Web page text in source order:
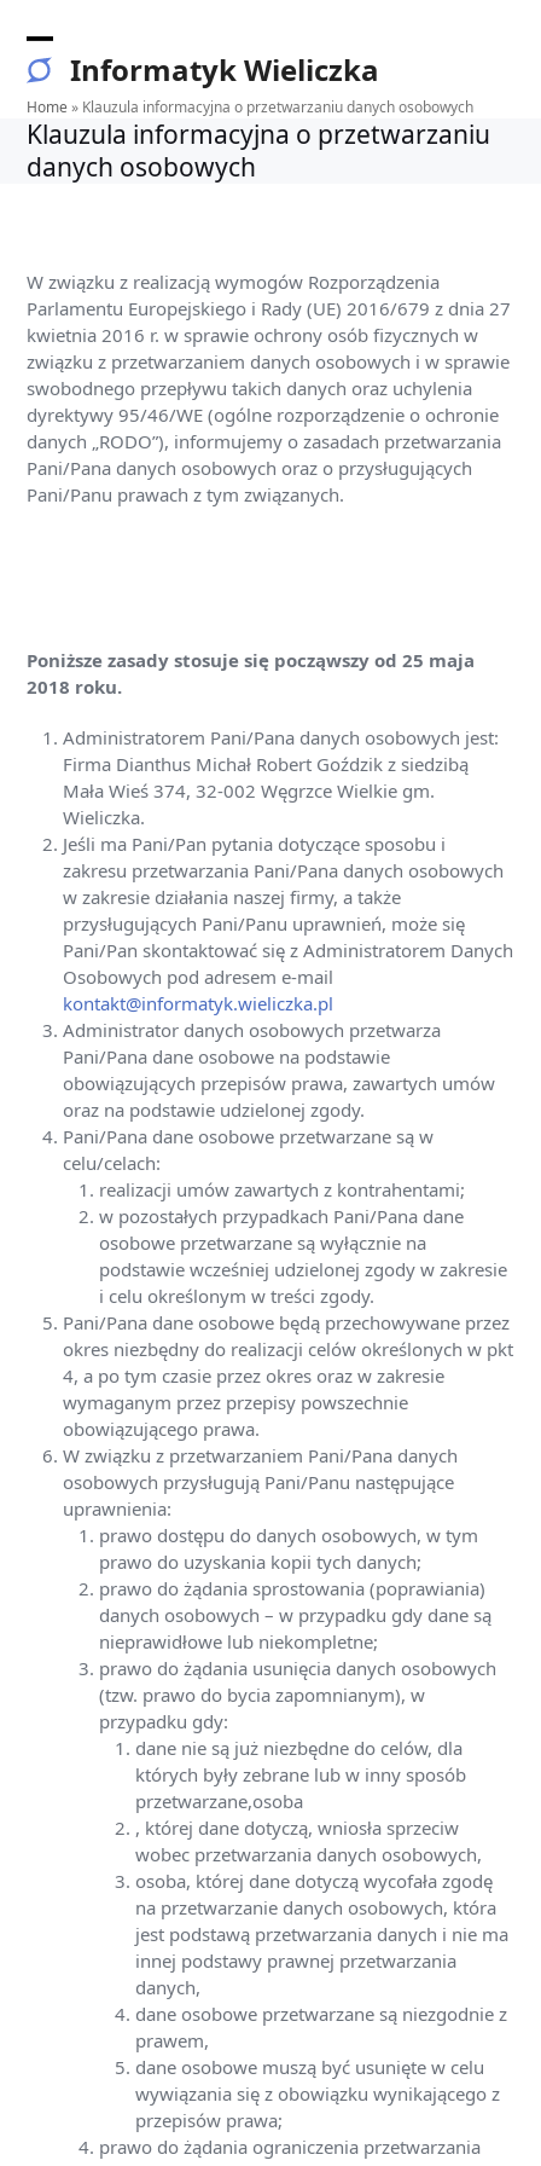
content
Informatyk Wieliczka
Open
mobile
menu
Close
mobile
menu
Home » Klauzula informacyjna o przetwarzaniu danych osobowych
Klauzula informacyjna o przetwarzaniu
danych osobowych
W związku z realizacją wymogów Rozporządzenia
Parlamentu Europejskiego i Rady (UE) 2016/679 z dnia 27
kwietnia 2016 r. w sprawie ochrony osób fizycznych w
związku z przetwarzaniem danych osobowych i w sprawie
swobodnego przepływu takich danych oraz uchylenia
dyrektywy 95/46/WE (ogólne rozporządzenie o ochronie
danych „RODO”), informujemy o zasadach przetwarzania
Pani/Pana danych osobowych oraz o przysługujących
Pani/Panu prawach z tym związanych.
Poniższe zasady stosuje się począwszy od 25 maja
2018 roku.
Administratorem Pani/Pana danych osobowych jest:
Firma Dianthus Michał Robert Goździk z siedzibą
Mała Wieś 374, 32-002 Węgrzce Wielkie gm.
Wieliczka.
Jeśli ma Pani/Pan pytania dotyczące sposobu i
zakresu przetwarzania Pani/Pana danych osobowych
w zakresie działania naszej firmy, a także
przysługujących Pani/Panu uprawnień, może się
Pani/Pan skontaktować się z Administratorem Danych
Osobowych pod adresem e-mail
kontakt@informatyk.wieliczka.pl
Administrator danych osobowych przetwarza
Pani/Pana dane osobowe na podstawie
obowiązujących przepisów prawa, zawartych umów
oraz na podstawie udzielonej zgody.
Pani/Pana dane osobowe przetwarzane są w
celu/celach:
realizacji umów zawartych z kontrahentami;
w pozostałych przypadkach Pani/Pana dane
osobowe przetwarzane są wyłącznie na
podstawie wcześniej udzielonej zgody w zakresie
i celu określonym w treści zgody.
Pani/Pana dane osobowe będą przechowywane przez
okres niezbędny do realizacji celów określonych w pkt
4, a po tym czasie przez okres oraz w zakresie
wymaganym przez przepisy powszechnie
obowiązującego prawa.
W związku z przetwarzaniem Pani/Pana danych
osobowych przysługują Pani/Panu następujące
uprawnienia:
prawo dostępu do danych osobowych, w tym
prawo do uzyskania kopii tych danych;
prawo do żądania sprostowania (poprawiania)
danych osobowych – w przypadku gdy dane są
nieprawidłowe lub niekompletne;
prawo do żądania usunięcia danych osobowych
(tzw. prawo do bycia zapomnianym), w
przypadku gdy:
dane nie są już niezbędne do celów, dla
których były zebrane lub w inny sposób
przetwarzane,osoba
, której dane dotyczą, wniosła sprzeciw
wobec przetwarzania danych osobowych,
osoba, której dane dotyczą wycofała zgodę
na przetwarzanie danych osobowych, która
jest podstawą przetwarzania danych i nie ma
innej podstawy prawnej przetwarzania
danych,
dane osobowe przetwarzane są niezgodnie z
prawem,
dane osobowe muszą być usunięte w celu
wywiązania się z obowiązku wynikającego z
przepisów prawa;
prawo do żądania ograniczenia przetwarzania